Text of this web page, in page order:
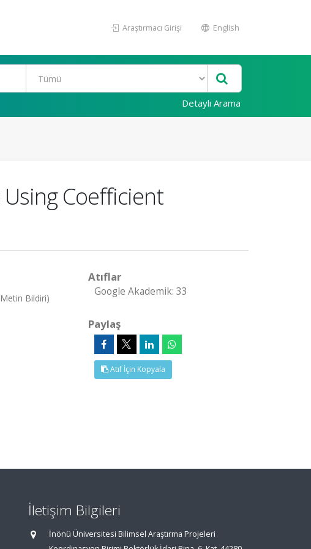
Araştırmacı Girişi English
Detaylı Arama
Coefficient
Bildiri)
Atıflar
Google Akademik: 33
Paylaş
Atıf İçin Kopyala
İletişim Bilgileri
İnönü Üniversitesi Bilimsel Araştırma Projeleri